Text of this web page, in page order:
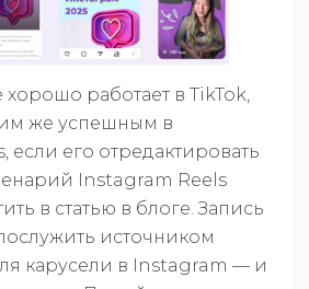
работает в TikTok,
же успешным в
если его отредактировать
Instagram Reels
в статью в блоге. Запись
источником
карусели в Instagram — и